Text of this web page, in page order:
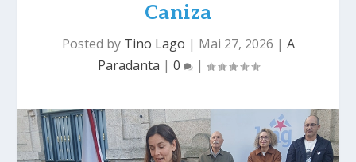
Caniza
Posted by Tino Lago | Mai 27, 2026 | A
Paradanta | 0 |